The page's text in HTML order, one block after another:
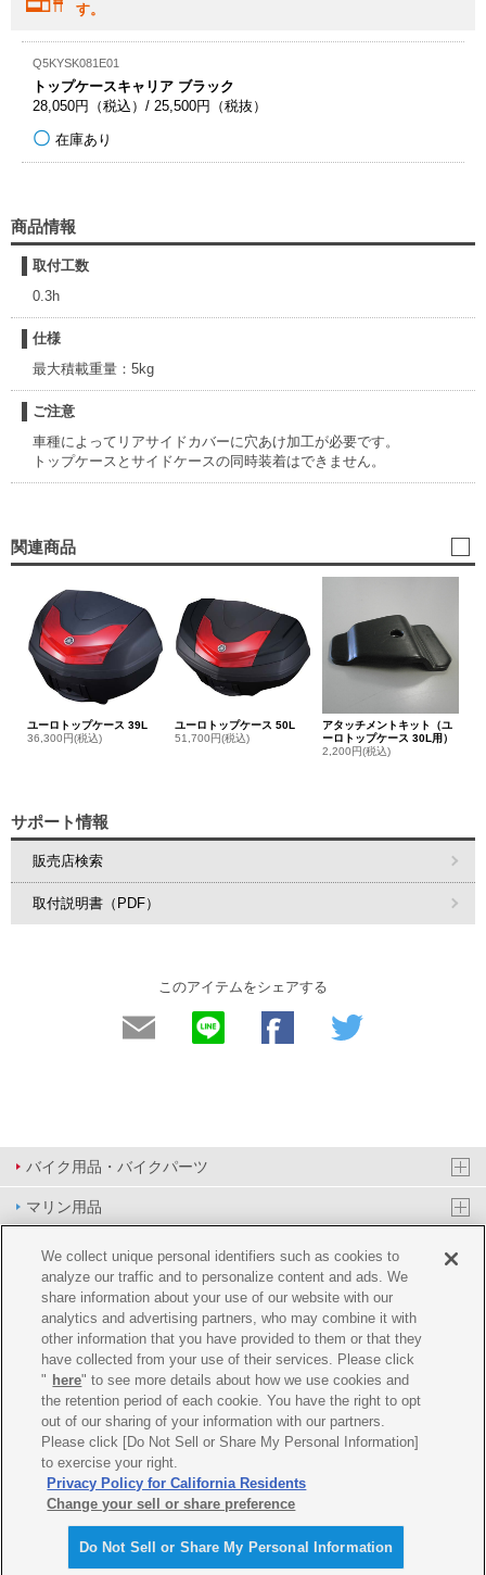
す。
Q5KYSK081E01
トップケースキャリア ブラック
28,050円（税込）/ 25,500円（税抜）
在庫あり
商品情報
取付工数
0.3h
仕様
最大積載重量：5kg
ご注意
車種によってリアサイドカバーに穴あけ加工が必要です。
トップケースとサイドケースの同時装着はできません。
関連商品
ユーロトップケース 39L
36,300円(税込)
ユーロトップケース 50L
51,700円(税込)
アタッチメントキット（ユ
ーロトップケース 30L用）
2,200円(税込)
サポート情報
販売店検索
取付説明書（PDF）
このアイテムをシェアする
バイク用品・バイクパーツ
マリン用品
PAS/YPJ用品
その他用品
イベント&エンターテイメント
オンラインショップ
企業情報
ご利用規約 推薦環境 プライバシーポリシー Cookie ポリシー
We collect unique personal identifiers such as cookies to
analyze our traffic and to personalize content and ads. We
share information about your use of our website with our
analytics and advertising partners, who may combine it with
other information that you have provided to them or that they
have collected from your use of their services. Please click
" here" to see more details about how we use cookies and
the retention period of each cookie. You have the right to opt
out of our sharing of your information with our partners.
Please click [Do Not Sell or Share My Personal Information]
to exercise your right.
Privacy Policy for California Residents
Change your sell or share preference
Do Not Sell or Share My Personal Information